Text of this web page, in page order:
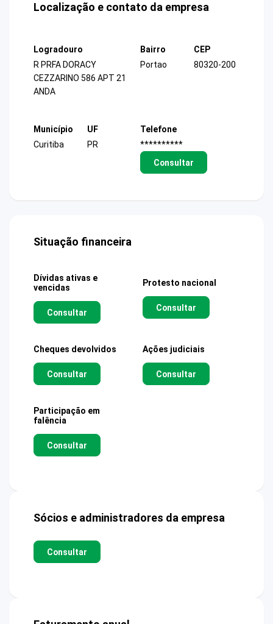
Localização e contato da empresa
Logradouro
R PRFA DORACY
CEZZARINO 586 APT 21
ANDA
Bairro
Portao
CEP
80320-200
Município
Curitiba
UF
PR
Telefone
**********
Consultar
Situação financeira
Dívidas ativas e
vencidas
Consultar
Protesto nacional
Consultar
Cheques devolvidos
Consultar
Ações judiciais
Consultar
Participação em
falência
Consultar
Sócios e administradores da empresa
Consultar